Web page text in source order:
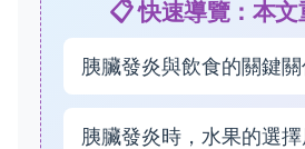
📋 快速導覽：本文
胰臟發炎與飲食的關鍵關
胰臟發炎時，水果的選